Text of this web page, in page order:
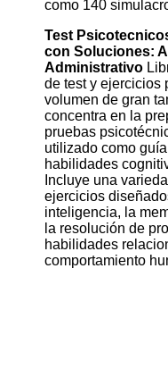
como 140
Test
con Soluciones:
Administrativo
de test y ejercicios
volumen de gran
concentra en la
pruebas
utilizado como
habilidades
Incluye una
ejercicios
inteligencia, la
la resolución de
habilidades
comportamiento